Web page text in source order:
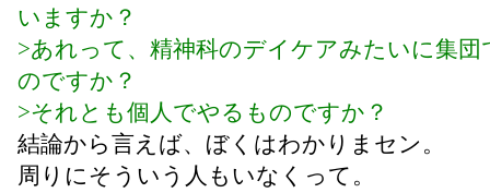
いますか？
>あれって、精神科のデイケアみたいに集団
のですか？
>それとも個人でやるものですか？
結論から言えば、ぼくはわかりまセン。
周りにそういう人もいなくって。